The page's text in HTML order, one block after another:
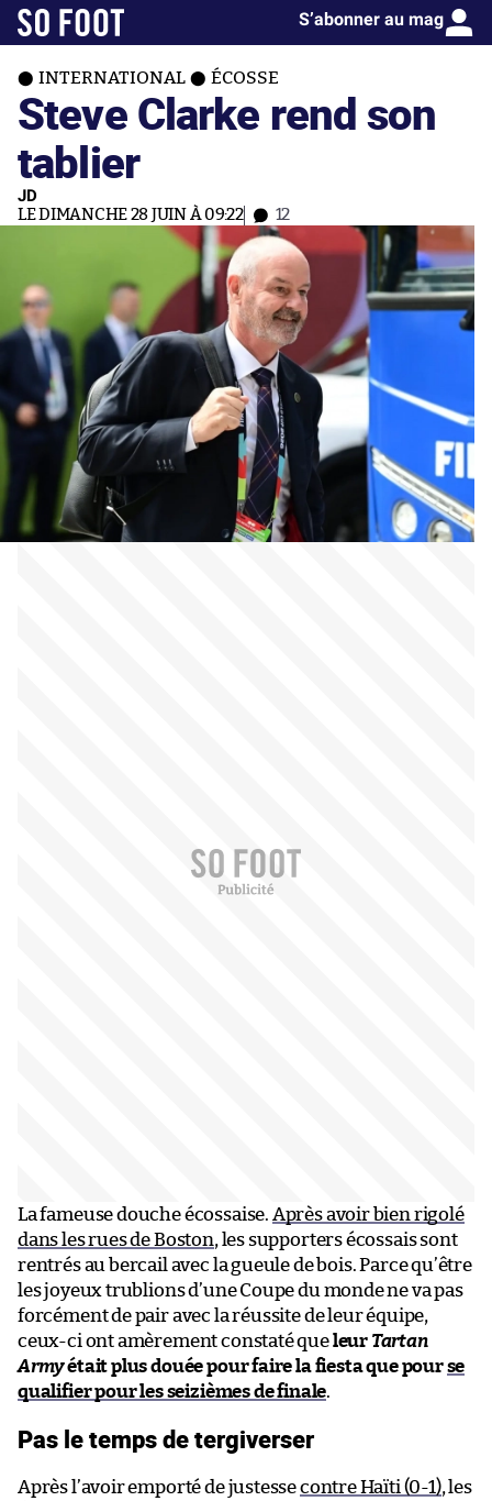
S’abonner au mag
INTERNATIONAL ÉCOSSE
Steve Clarke rend son
tablier
JD
LE DIMANCHE 28 JUIN À 09:22 12
La fameuse douche écossaise. Après avoir bien rigolé
dans les rues de Boston, les supporters écossais sont
rentrés au bercail avec la gueule de bois. Parce qu’être
les joyeux trublions d’une Coupe du monde ne va pas
forcément de pair avec la réussite de leur équipe,
ceux-ci ont amèrement constaté queleur Tartan
Armyétait plus douée pour faire la fiesta que pourse
qualifier pour les seizièmes de finale.
Pas le temps de tergiverser
Après l’avoir emporté de justessecontre Haïti (0-1), les